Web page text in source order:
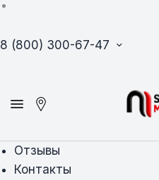
8 (800) 300-67-47
Отзывы
Контакты